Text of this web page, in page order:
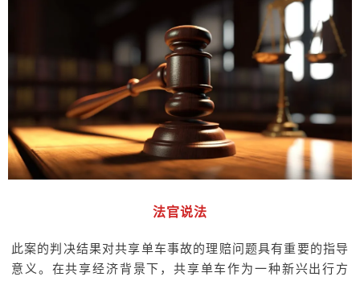
法官说法
此案的判决结果对共享单车事故的理赔问题具有重要的指导
意义。在共享经济背景下，共享单车作为一种新兴出行方